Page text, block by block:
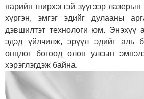
нарийн ширхэгтэй зүүгээр лазерын
хүргэн, эмгэг эдийг дулааны
дэвшилтэт технологи юм. Энэхүү
эдэд үйлчилж, эрүүл эдийг аль
онцлог бөгөөд олон улсын
хэрэглэгдэж байна.